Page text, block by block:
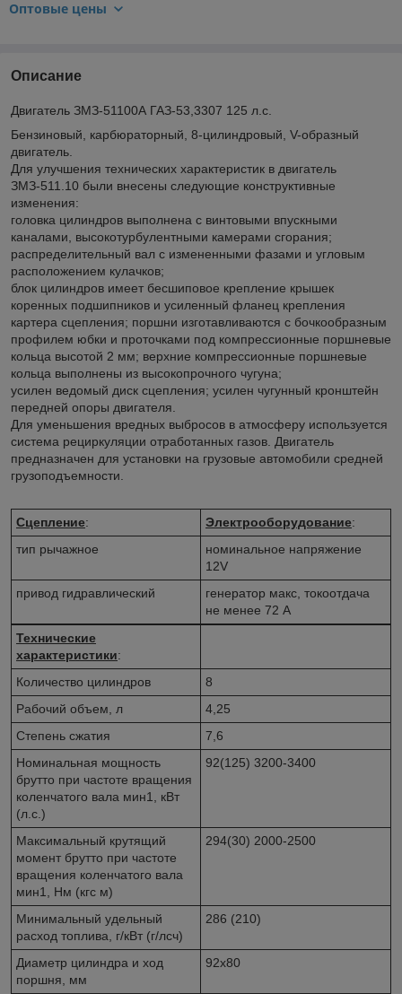
Оптовые цены
Описание
Двигатель ЗМЗ-51100А ГАЗ-53,3307 125 л.с.
Бензиновый, карбюраторный, 8-цилиндровый, V-образный
двигатель.
Для улучшения технических характеристик в двигатель
ЗМЗ-511.10 были внесены следующие конструктивные
изменения:
головка цилиндров выполнена с винтовыми впускными
каналами, высокотурбулентными камерами сгорания;
распределительный вал с измененными фазами и угловым
располо­жением кулачков;
блок цилиндров имеет бесшиповое крепление крышек
коренных под­шипников и усиленный фланец крепления
картера сцепления; поршни изготавливаются с бочкообразным
профилем юбки и проточ­ками под компрессионные поршневые
кольца высотой 2 мм; верхние компрессионные поршневые
кольца выполнены из высокоп­рочного чугуна;
усилен ведомый диск сцепления; усилен чугунный кронштейн
передней опоры двигателя.
Для уменьшения вредных выбросов в атмосферу используется
система рециркуляции отработанных газов. Двигатель
предназначен для установки на грузовые автомобили средней
грузоподъемности.
Сцепление: Электрооборудование:
тип рычажное
номинальное напряжение
12V
привод гидравлический
генератор макс, токоотдача
не менее 72 А
Технические
характеристики:
Количество цилиндров
8
Рабочий объем, л
4,25
Степень сжатия
7,6
Номинальная мощность
брутто при частоте вращения
коленчатого вала мин1, кВт
(л.с.)
92(125) 3200-3400
Максимальный крутящий
момент брутто при частоте
вращения коленчатого вала
мин1, Нм (кгс м)
294(30) 2000-2500
Минимальный удельный
расход топлива, г/кВт (г/лсч)
286 (210)
Диаметр цилиндра и ход
поршня, мм
92x80